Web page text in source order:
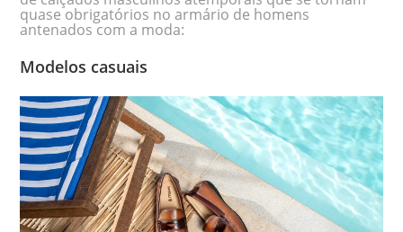
quase obrigatórios no armário de homens
antenados com a moda:
Modelos casuais